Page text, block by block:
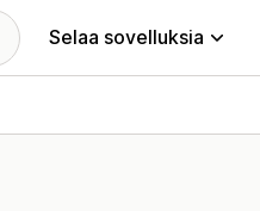
Selaa sovelluksia